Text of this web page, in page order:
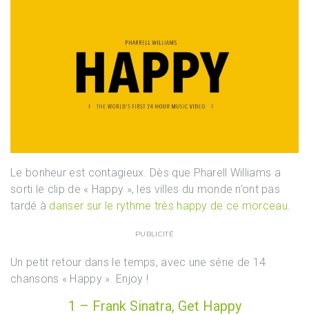
Le bonheur est contagieux. Dès que Pharell Williams a
sorti le clip de « Happy », les villes du monde n’ont pas
tardé à danser sur le rythme très happy de ce morceau.
PUBLICITÉ
Un petit retour dans le temps, avec une série de 14
chansons « Happy ». Enjoy !
1 – Frank Sinatra, Get Happy